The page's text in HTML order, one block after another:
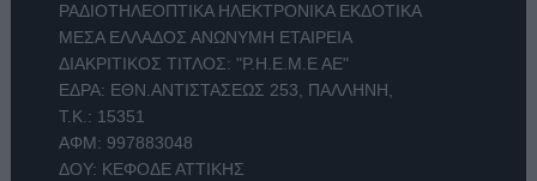
ΡΑΔΙΟΤΗΛΕΟΠΤΙΚΑ ΗΛΕΚΤΡΟΝΙΚΑ ΕΚΔΟΤΙΚΑ
ΜΕΣΑ ΕΛΛΑΔΟΣ ΑΝΩΝΥΜΗ ΕΤΑΙΡΕΙΑ
ΔΙΑΚΡΙΤΙΚΟΣ ΤΙΤΛΟΣ: "Ρ.Η.Ε.Μ.Ε ΑΕ"
ΕΔΡΑ: ΕΘΝ.ΑΝΤΙΣΤΑΣΕΩΣ 253, ΠΑΛΛΗΝΗ,
Τ.Κ.: 15351
ΑΦΜ: 997883048
ΔΟΥ: ΚΕΦΟΔΕ ΑΤΤΙΚΗΣ